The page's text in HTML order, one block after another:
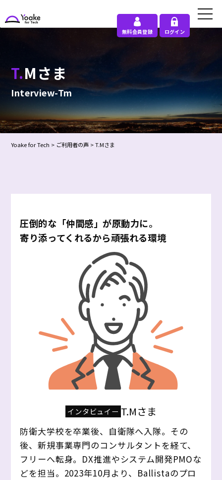
無料会員登録 ログイン
T.Mさま
Interview-Tm
Yoake for Tech > ご利用者の声 >T.Mさま
圧倒的な「仲間感」が原動力に。
寄り添ってくれるから頑張れる環境
インタビュイー T.Mさま
防衛大学校を卒業後、自衛隊へ入隊。その
後、新規事業専門のコンサルタントを経て、
フリーへ転身。DX推進やシステム開発PMOな
どを担当。2023年10月より、Ballistaのプロ